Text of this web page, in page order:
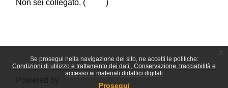
Se prosegui nella navigazione del sito, ne accetti le politiche:
Condizioni di utilizzo e trattamento dei dati
Conservazione, tracciabilità e
accesso ai materiali didattici digitali
Prosegui
Non sei collegato. (
)
Powered by